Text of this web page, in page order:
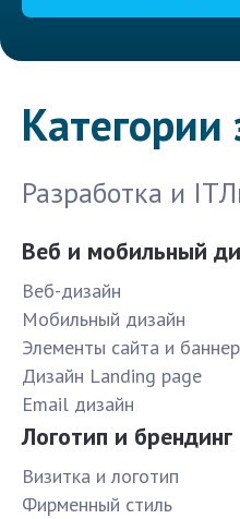
Категории
Разработка и IT
Веб и мобильный
Веб-дизайн
Мобильный дизайн
Элементы сайта и
Дизайн Landing page
Email дизайн
Логотип и брендинг
Визитка и логотип
Фирменный стиль